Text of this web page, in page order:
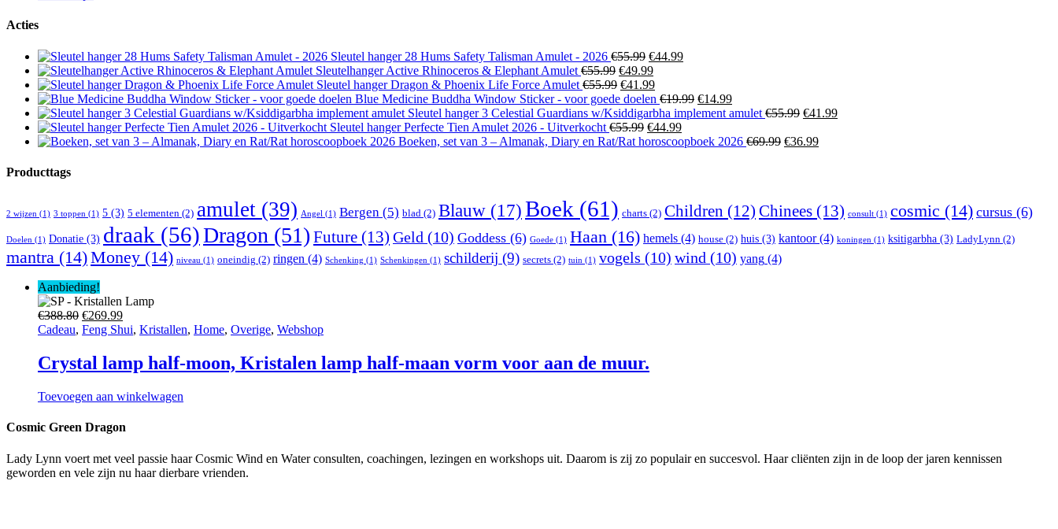
Acties
Sleutel hanger 28 Hums Safety Talisman Amulet - 2026 €55.99 Oorspronkelijke
prijs
was:
€55.99.
€44.99Huidige
€44.99.
Sleutelhanger Active Rhinoceros & Elephant Amulet €55.99 Oorspronkelijke
prijs
was:
€55.99.
€49.99Huidige
prijs
is:
€49.99.
Sleutel hanger Dragon & Phoenix Life Force Amulet €55.99 Oorspronkelijke
prijs
was:
€55.99.
€41.99Huidige
prijs
is:
€41.99.
Blue Medicine Buddha Window Sticker - voor goede doelen €19.99 Oorspronkelijke
prijs
€19.99.
€14.99Huidige
prijs
€14.99.
Sleutel hanger 3 Celestial Guardians w/Ksiddigarbha implement amulet €55.99 Oorspronkelijke
was:
€41.99Huidige
Sleutel hanger Perfecte Tien Amulet 2026 - Uitverkocht €55.99 Oorspronkelijke
prijs
€44.99Huidige
prijs
Boeken, set van 3 – Almanak, Diary en Rat/Rat horoscoopboek 2026 €69.99 Oorspronkelijke
€36.99Huidige
Producttags
2 wijzen (1) 3 toppen (1) 5 (3) 5 elementen (2) amulet (39) Angel (1) Bergen (5) blad (2) Blauw (17) Boek (61) charts (2) Children (12) Chinees (13) consult (1) cosmic (14) cursus (6)
Doelen (1) Donatie (3) draak (56)Dragon (51) Future (13) Geld (10) Goddess (6) Goede (1) Haan (16) hemels (4) house (2) huis (3) kantoor(4) koningen (1) ksitigarbha (3) LadyLynn (2)
mantra (14)Money (14) niveau (1) oneindig (2) ringen (4) Schenking (1) Schenkingen (1) schilderij (9) secrets (2) tuin (1) vogels (10) wind (10) yang (4)
Aanbieding!
€388.80 Oorspronkelijke
prijs
€388.80.
€269.99Huidige
prijs
€269.99.
Cadeau, Feng Shui, Kristallen, Home, Overige, Webshop
Crystal lamp half-moon, Kristalen lamp half-maan vorm voor aan de muur.
Toevoegen aan winkelwagen
Cosmic Green Dragon
Lady Lynn voert met veel passie haar Cosmic Wind en Water consulten, coachingen, lezingen en workshops uit. Daarom is zij zo populair en succesvol. Haar cliënten zijn in de loop der jaren kennissen
geworden en vele zijn nu haar dierbare vrienden.